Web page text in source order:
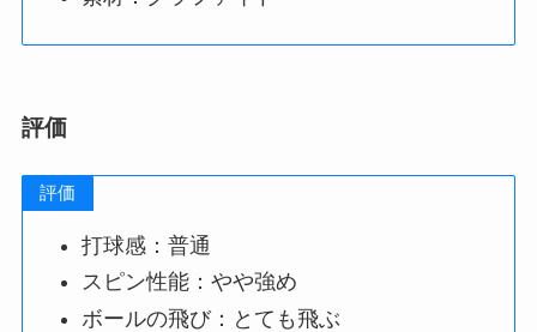
評価
評価
打球感：普通
スピン性能：やや強め
ボールの飛び：とても飛ぶ